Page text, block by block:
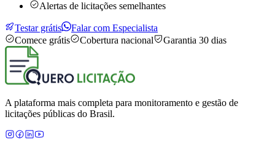
Alertas de licitações semelhantes
Testar grátis
Falar com Especialista
Comece grátis
Cobertura nacional Garantia 30 dias
A plataforma mais completa para monitoramento e gestão de
licitações públicas do Brasil.